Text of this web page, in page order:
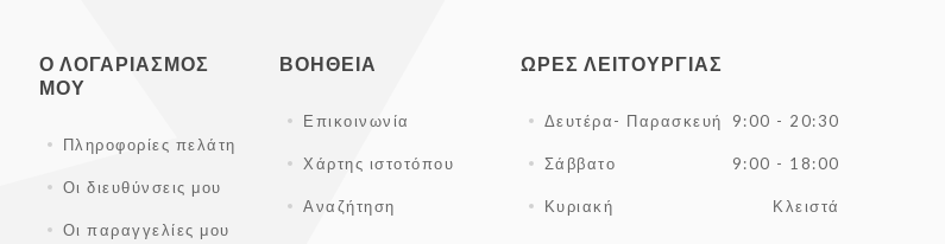
Ο ΛΟΓΑΡΙΑΣΜΌΣ
ΜΟΥ
Πληροφορίες πελάτη
Οι διευθύνσεις μου
Οι παραγγελίες μου
ΒΟΉΘΕΙΑ
Επικοινωνία
Χάρτης ιστοτόπου
Αναζήτηση
ΏΡΕΣ ΛΕΙΤΟΥΡΓΊΑΣ
Δευτέρα- Παρασκευή 9:00 - 20:30
Σάββατο 9:00 - 18:00
Κυριακή Κλειστά